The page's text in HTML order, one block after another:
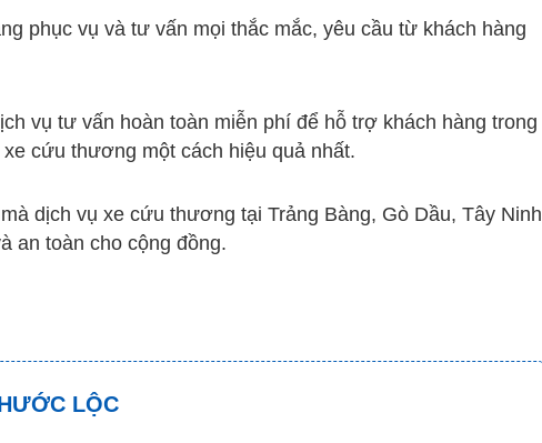
phục vụ và tư vấn mọi thắc mắc, yêu cầu từ khách hàng
vụ tư vấn hoàn toàn miễn phí để hỗ trợ khách hàng trong
cứu thương một cách hiệu quả nhất.
dịch vụ xe cứu thương tại Trảng Bàng, Gò Dầu, Tây Ninh
an toàn cho cộng đồng.
LỘC